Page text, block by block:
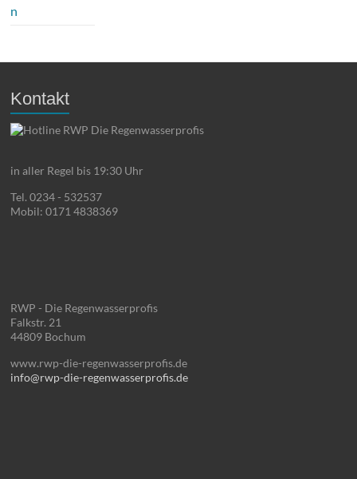
n
Kontakt
in aller Regel bis 19:30 Uhr
Tel. 0234 - 532537
Mobil: 0171 4838369
RWP - Die Regenwasserprofis
Falkstr. 21
44809 Bochum
www.rwp-die-regenwasserprofis.de
info@rwp-die-regenwasserprofis.de